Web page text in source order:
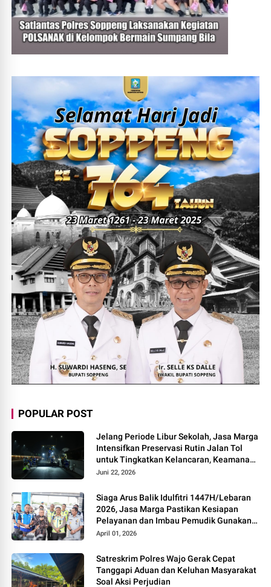
POPULAR POST
Jelang Periode Libur Sekolah, Jasa Marga
Intensifkan Preservasi Rutin Jalan Tol
untuk Tingkatkan Kelancaran, Keamanan
dan Kenyamanan Perjalanan
Juni 22, 2026
Siaga Arus Balik Idulfitri 1447H/Lebaran
2026, Jasa Marga Pastikan Kesiapan
Pelayanan dan Imbau Pemudik Gunakan
Rest Area Alternatif
April 01, 2026
Satreskrim Polres Wajo Gerak Cepat
Tanggapi Aduan dan Keluhan Masyarakat
Soal Aksi Perjudian